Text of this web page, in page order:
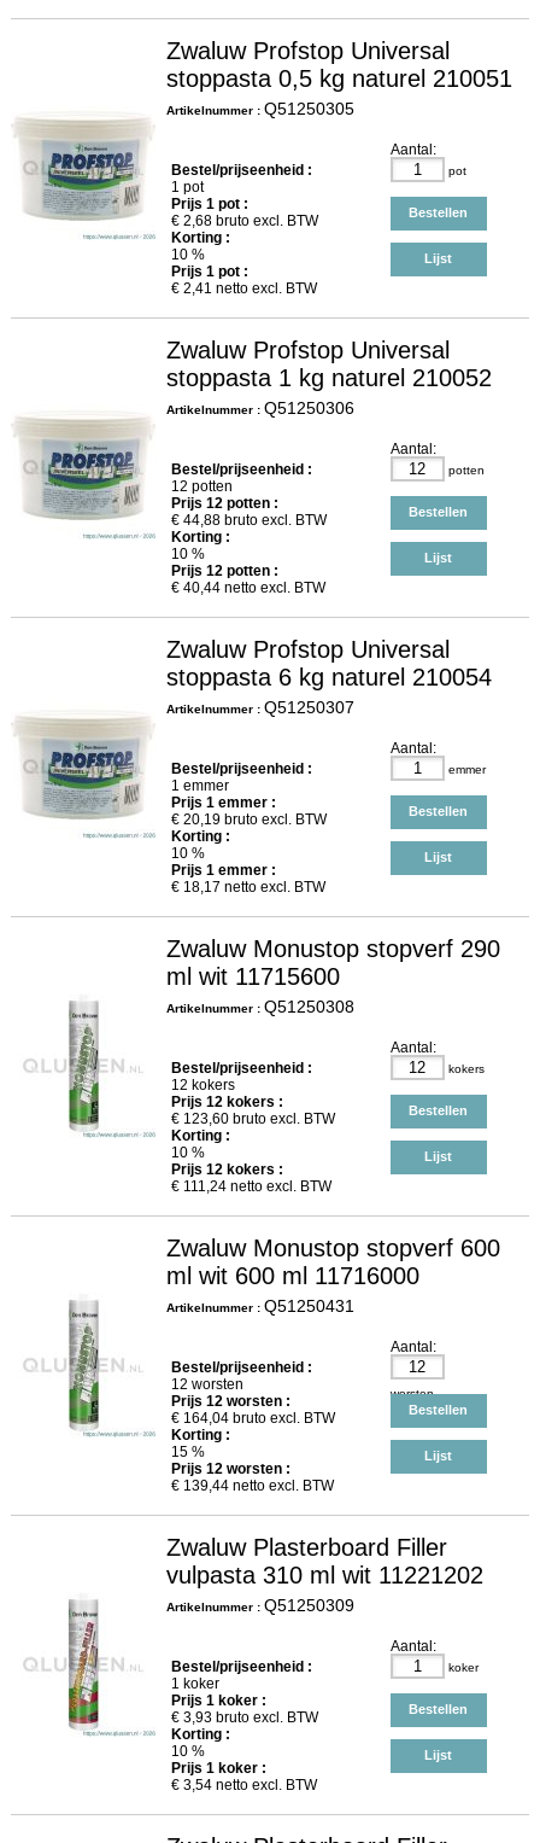
Zwaluw Profstop Universal
stoppasta 0,5 kg naturel 210051
Artikelnummer : Q51250305
Bestel/prijseenheid :
1 pot
Prijs 1pot :
€ 2,68bruto excl. BTW
Korting :
10 %
Prijs 1pot :
€ 2,41 netto excl. BTW
Aantal:
pot
Bestellen
Lijst
Zwaluw Profstop Universal
stoppasta 1 kg naturel 210052
Artikelnummer : Q51250306
Bestel/prijseenheid :
12 potten
Prijs 12potten :
€ 44,88bruto excl. BTW
Korting :
10 %
Prijs 12potten :
€ 40,44netto excl. BTW
Aantal:
potten
Bestellen
Lijst
Zwaluw Profstop Universal
stoppasta 6 kg naturel 210054
Artikelnummer : Q51250307
Bestel/prijseenheid :
1 emmer
Prijs 1emmer :
€ 20,19bruto excl. BTW
Korting :
10 %
Prijs 1emmer :
€ 18,17 netto excl. BTW
Aantal:
emmer
Bestellen
Lijst
Zwaluw Monustop stopverf 290
ml wit 11715600
Artikelnummer : Q51250308
Bestel/prijseenheid :
12 kokers
Prijs 12kokers :
€ 123,60bruto excl. BTW
Korting :
10 %
Prijs 12kokers :
€ 111,24netto excl. BTW
Aantal:
kokers
Bestellen
Lijst
Zwaluw Monustop stopverf 600
ml wit 600 ml 11716000
Artikelnummer : Q51250431
Bestel/prijseenheid :
12 worsten
Prijs 12worsten :
€ 164,04bruto excl. BTW
Korting :
15 %
Prijs 12worsten :
€ 139,44netto excl. BTW
Aantal:
worsten
Bestellen
Lijst
Zwaluw Plasterboard Filler
vulpasta 310 ml wit 11221202
Artikelnummer : Q51250309
Bestel/prijseenheid :
1 koker
Prijs 1koker :
€ 3,93bruto excl. BTW
Korting :
10 %
Prijs 1koker :
€ 3,54netto excl. BTW
Aantal:
koker
Bestellen
Lijst